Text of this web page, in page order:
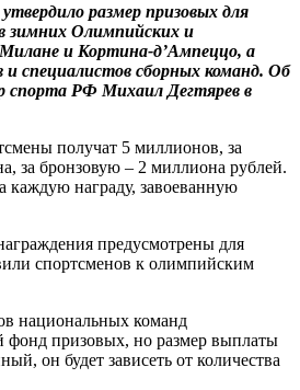
размер призовых для
зимних Олимпийских и
и Кортина-д’Ампеццо, а
специалистов сборных команд. Об
спорта РФ Михаил Дегтярев в
получат 5 миллионов, за
за бронзовую – 2 миллиона рублей.
каждую награду, завоеванную
предусмотрены для
спортсменов к олимпийским
национальных команд
фонд призовых, но размер выплаты
он будет зависеть от количества